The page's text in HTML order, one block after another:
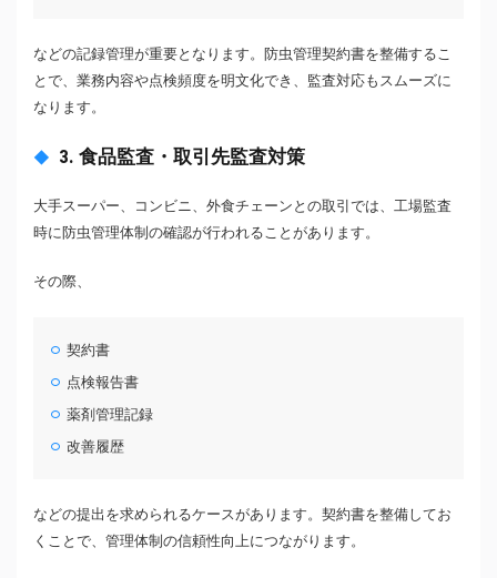
などの記録管理が重要となります。防虫管理契約書を整備するこ
とで、業務内容や点検頻度を明文化でき、監査対応もスムーズに
なります。
3. 食品監査・取引先監査対策
大手スーパー、コンビニ、外食チェーンとの取引では、工場監査
時に防虫管理体制の確認が行われることがあります。
その際、
契約書
点検報告書
薬剤管理記録
改善履歴
などの提出を求められるケースがあります。契約書を整備してお
くことで、管理体制の信頼性向上につながります。